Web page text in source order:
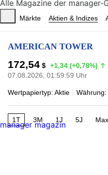
Märkte Aktien & Indizes
AMERICAN TOWER
172,54 $ +1,34 (+0,78%)
07.08.2026, 01:59:59 Uhr
Wertpapiertyp: Aktie
1T 3M 1J 5J Max
Alle Magazine der manager-
manager magazin